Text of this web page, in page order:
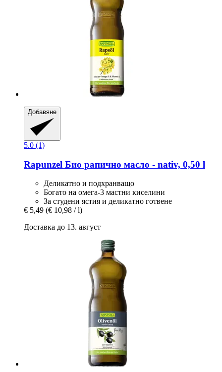
Добавяне
5.0 (1)
Rapunzel Био рапично масло -​ nativ, 0,50 l
Деликатно и подхранващо
Богато на омега-3 мастни киселини
За студени ястия и деликатно готвене
€ 5,49 (€ 10,98 / l)
Доставка до 13. август